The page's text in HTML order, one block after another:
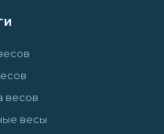
весов
весы